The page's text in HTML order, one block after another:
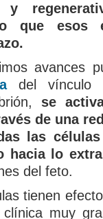
y
que esos
avances
del vínculo
se
de una
las
hacia lo
del feto.
tienen
muy